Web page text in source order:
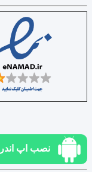
نصب اپ